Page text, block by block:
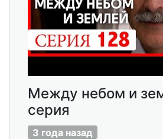
Между небом и
серия
3 года назад